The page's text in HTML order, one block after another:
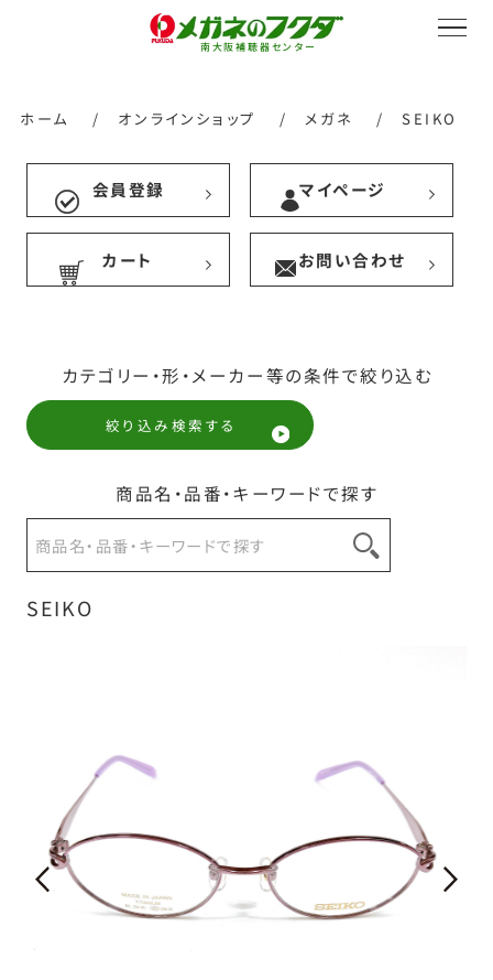
南大阪補聴器センター
採用情報
オンラインストア
ホーム / オンラインショップ / メガネ / SEIKO
会員登録 マイページ
カート お問い合わせ
カテゴリー・形・メーカー等の条件で絞り込む
絞り込み検索する
商品名・品番・キーワードで探す
SEIKO